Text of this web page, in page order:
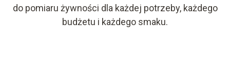
do pomiaru żywności dla każdej potrzeby, każdego
budżetu i każdego smaku.